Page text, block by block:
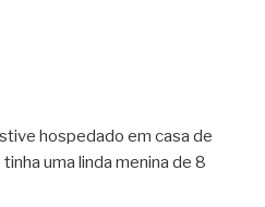
hospedado em casa de
uma linda menina de 8